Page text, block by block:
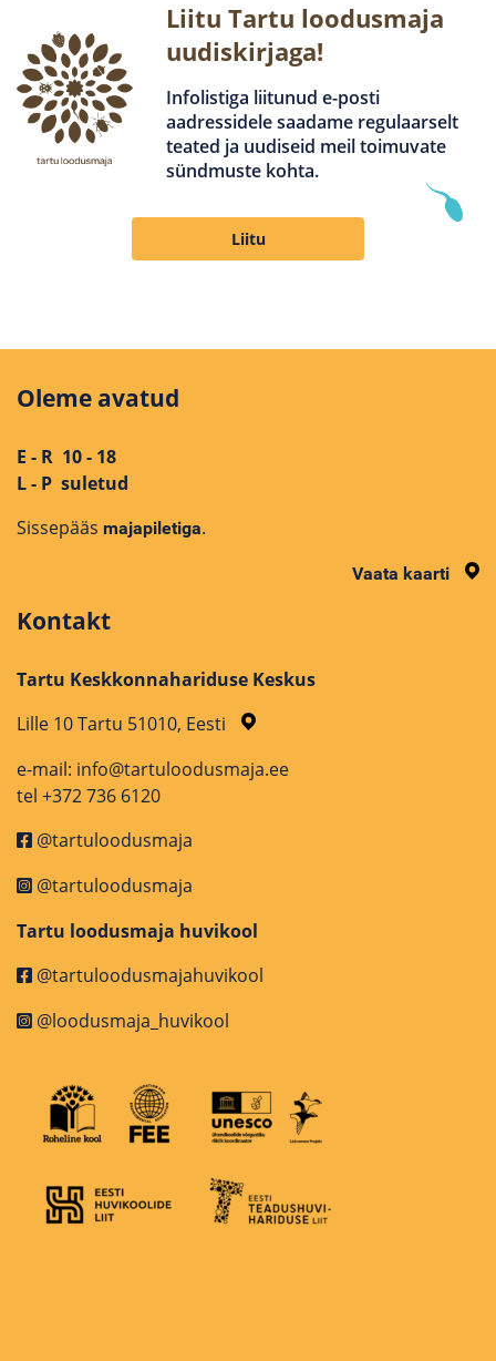
Liitu Tartu loodusmaja
uudiskirjaga!
Infolistiga liitunud e-posti
aadressidele saadame regulaarselt
teated ja uudiseid meil toimuvate
sündmuste kohta.
Liitu
Oleme avatud
E - R 10 - 18
L - P suletud
Sissepääs majapiletiga.
Vaata kaarti
Kontakt
Tartu Keskkonnahariduse Keskus
Lille 10 Tartu 51010, Eesti
e-mail: info@tartuloodusmaja.ee
tel +372 736 6120
@tartuloodusmaja
@tartuloodusmaja
Tartu loodusmaja huvikool
@tartuloodusmajahuvikool
@loodusmaja_huvikool